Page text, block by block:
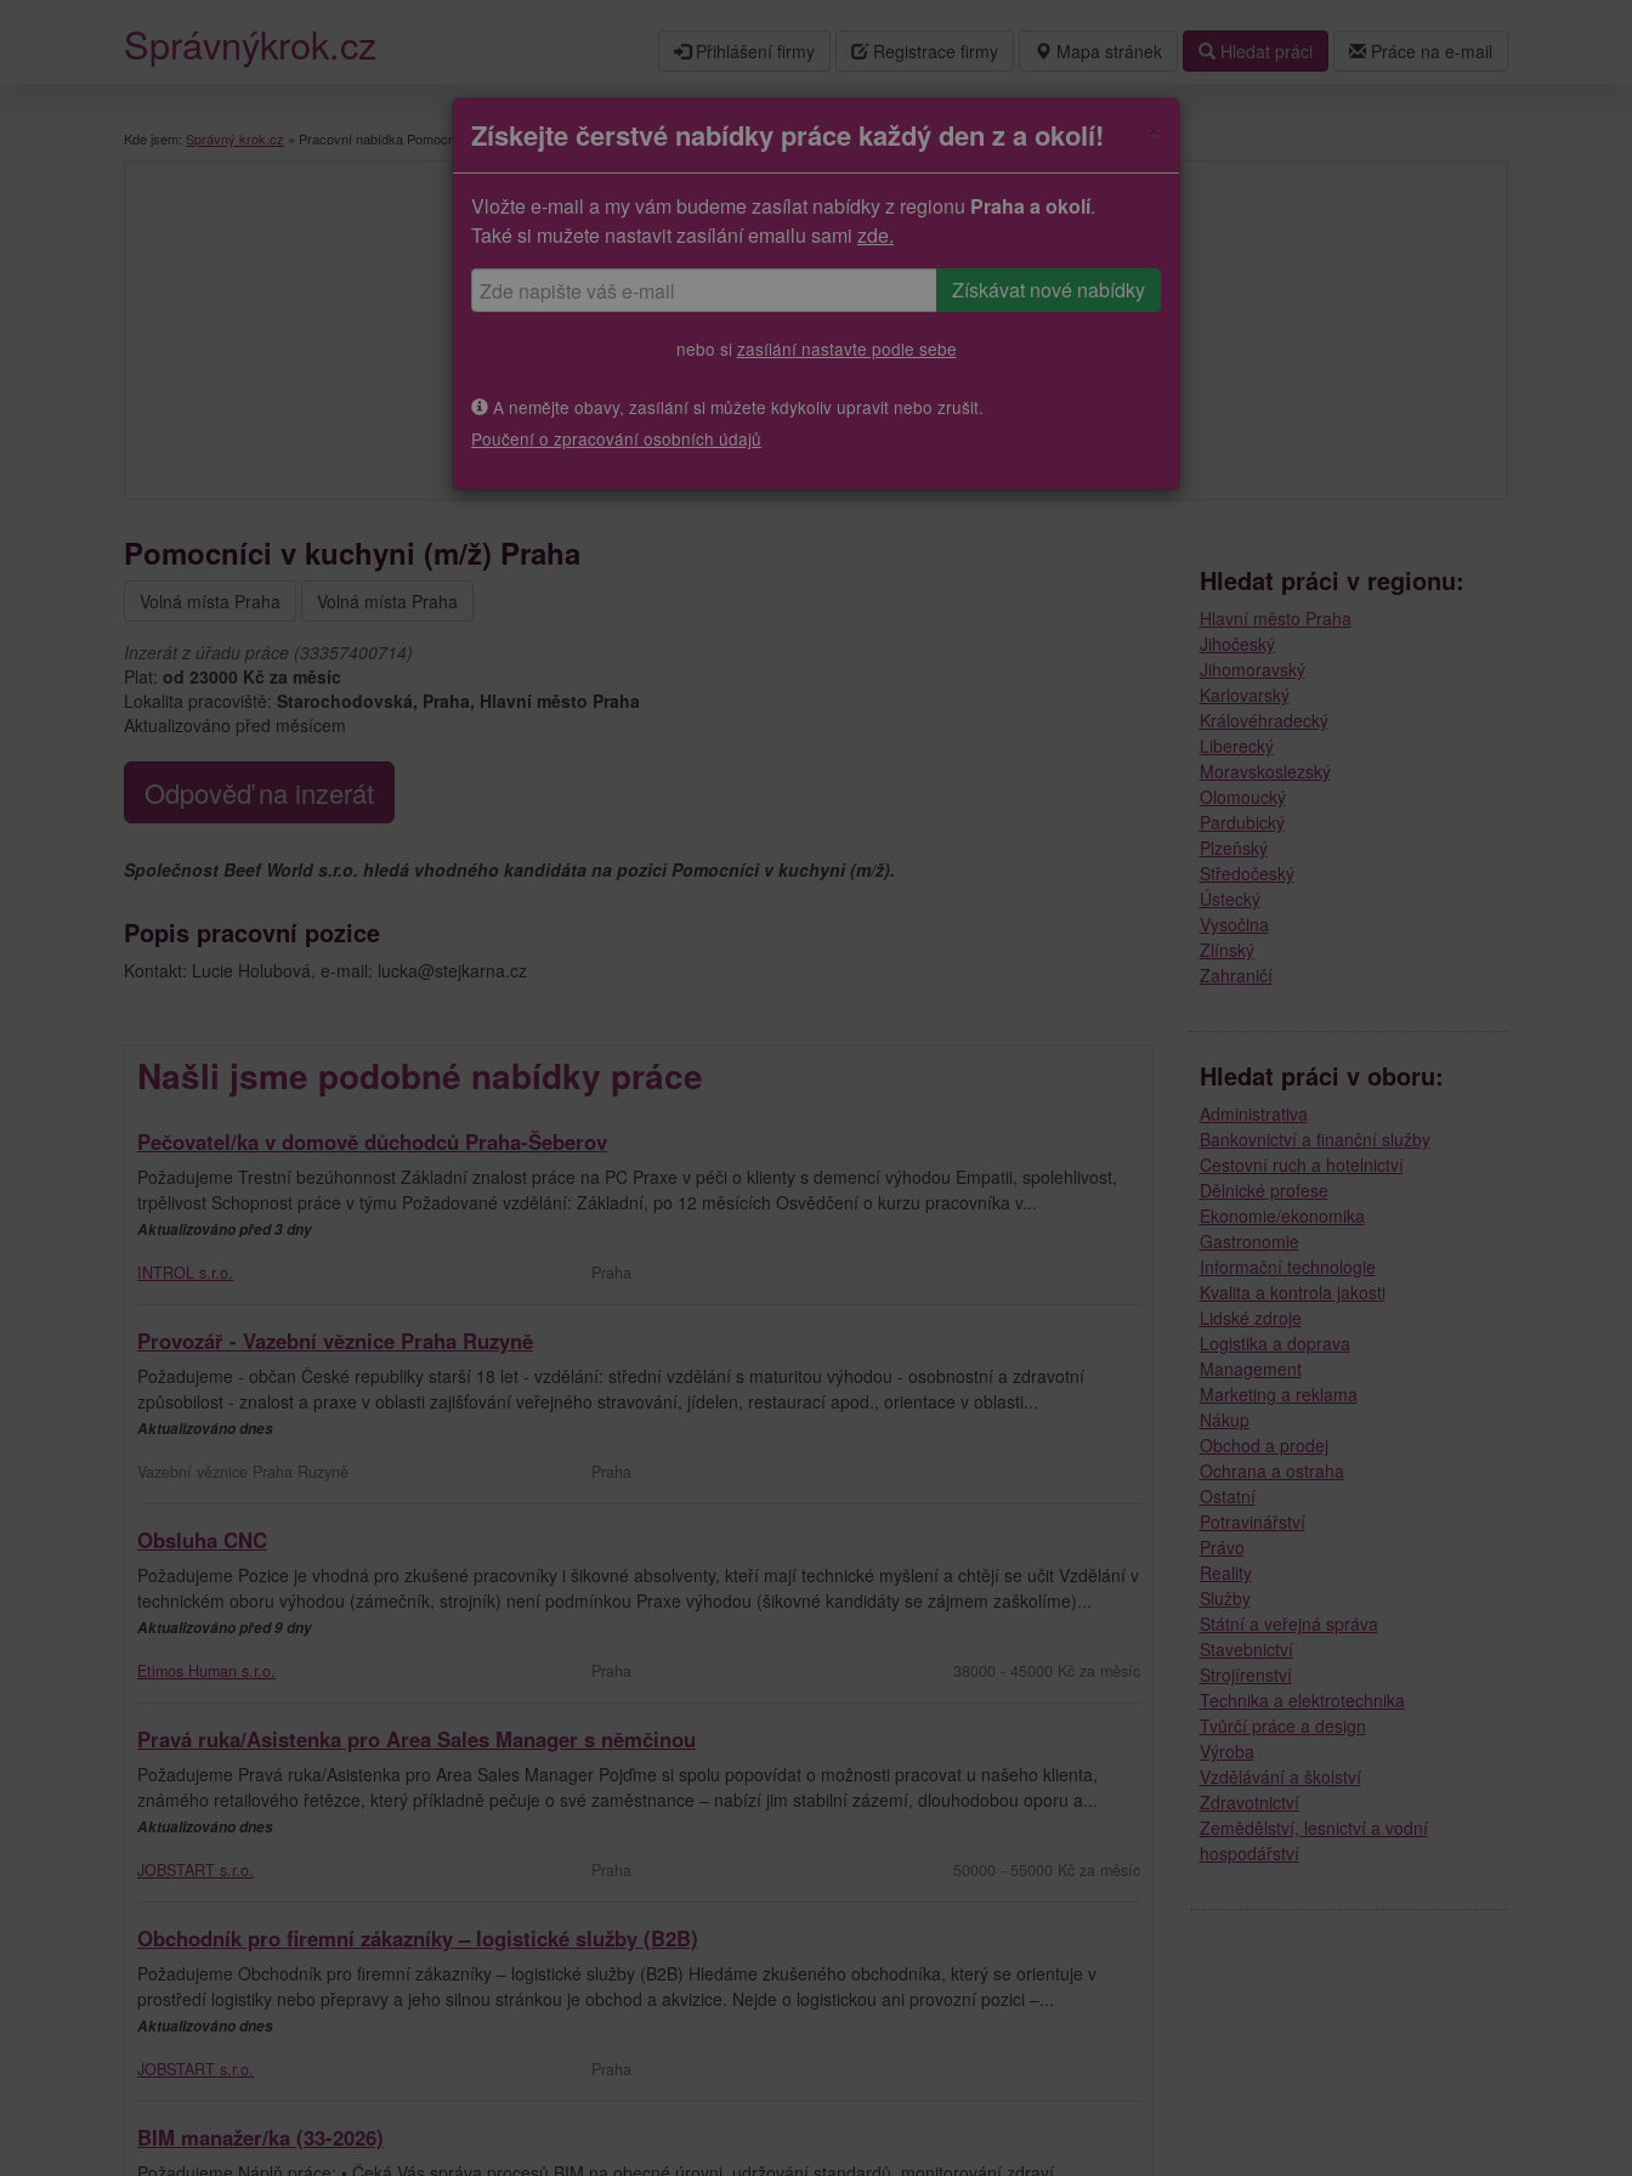
Mapa stránek Hledat práci Práce na e-mail
Správnýkrok.cz Přihlášení firmy Registrace firmy
Kde jsem: Správný krok.cz » Pracovní nabídka Pomocníci v kuchyni (m/ž)
Pomocníci v kuchyni (m/ž) Praha
Volná místa Praha Volná místa Praha
Inzerát z úřadu práce (33357400714)
Plat: od 23000 Kč za měsíc
Lokalita pracoviště: Starochodovská, Praha, Hlavní město Praha
Aktualizováno před měsícem
Odpověď na inzerát
Společnost Beef World s.r.o. hledá vhodného kandidáta na pozici Pomocníci v kuchyni (m/ž).
Popis pracovní pozice
Kontakt: Lucie Holubová, e-mail: lucka@stejkarna.cz
Našli jsme podobné nabídky práce
Pečovatel/ka v domově důchodců Praha-Šeberov
Požadujeme Trestní bezúhonnost Základní znalost práce na PC Praxe v péči o klienty s demencí výhodou Empatii, spolehlivost,
trpělivost Schopnost práce v týmu Požadované vzdělání: Základní, po 12 měsících Osvědčení o kurzu pracovníka v...
Aktualizováno před 3 dny
INTROL s.r.o. Praha
Provozář - Vazební věznice Praha Ruzyně
Požadujeme - občan České republiky starší 18 let - vzdělání: střední vzdělání s maturitou výhodou - osobnostní a zdravotní
způsobilost - znalost a praxe v oblasti zajišťování veřejného stravování, jídelen, restaurací apod., orientace v oblasti...
Aktualizováno dnes
Vazební věznice Praha Ruzyně Praha
Obsluha CNC
Požadujeme Pozice je vhodná pro zkušené pracovníky i šikovné absolventy, kteří mají technické myšlení a chtějí se učit Vzdělání v
technickém oboru výhodou (zámečník, strojník) není podmínkou Praxe výhodou (šikovné kandidáty se zájmem zaškolíme)...
Aktualizováno před 9 dny
Etimos Human s.r.o. Praha 38000 - 45000 Kč za měsíc
Pravá ruka/Asistenka pro Area Sales Manager s němčinou
Požadujeme Pravá ruka/Asistenka pro Area Sales Manager Pojďme si spolu popovídat o možnosti pracovat u našeho klienta,
známého retailového řetězce, který příkladně pečuje o své zaměstnance – nabízí jim stabilní zázemí, dlouhodobou oporu a...
Aktualizováno dnes
JOBSTART s.r.o. Praha 50000 - 55000 Kč za měsíc
Obchodník pro firemní zákazníky – logistické služby (B2B)
Požadujeme Obchodník pro firemní zákazníky – logistické služby (B2B) Hledáme zkušeného obchodníka, který se orientuje v
prostředí logistiky nebo přepravy a jeho silnou stránkou je obchod a akvizice. Nejde o logistickou ani provozní pozici –...
Aktualizováno dnes
JOBSTART s.r.o. Praha
BIM manažer/ka (33-2026)
Získejte čerstvé nabídky práce každý den z a okolí!
Vložte e-mail a my vám budeme zasílat nabídky z regionu Praha a okolí.
Také si mužete nastavit zasílání emailu sami zde.
nebo si zasílání nastavte podle sebe
A nemějte obavy, zasílání si můžete kdykoliv upravit nebo zrušit.
Poučení o zpracování osobních údajů
Hledat práci v regionu:
Hlavní město Praha
Jihočeský
Jihomoravský
Karlovarský
Královéhradecký
Liberecký
Moravskoslezský
Olomoucký
Pardubický
Plzeňský
Středočeský
Ústecký
Vysočina
Zlínský
Zahraničí
Hledat práci v oboru:
Administrativa
Bankovnictví a finanční služby
Cestovní ruch a hotelnictví
Dělnické profese
Ekonomie/ekonomika
Gastronomie
Informační technologie
Kvalita a kontrola jakosti
Lidské zdroje
Logistika a doprava
Management
Marketing a reklama
Nákup
Obchod a prodej
Ochrana a ostraha
Ostatní
Potravinářství
Právo
Reality
Služby
Státní a veřejná správa
Stavebnictví
Strojírenství
Technika a elektrotechnika
Tvůrčí práce a design
Výroba
Vzdělávání a školství
Zdravotnictví
Zemědělství, lesnictví a vodní
hospodářství